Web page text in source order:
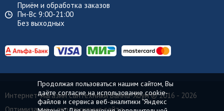
Приём и обработка заказов
Пн-Вс 9:00-21:00
Без выходных
Интернет-магазин сантехники Ванна-Хоум© 2016 - 2026
Продолжая пользоваться нашим сайтом, Вы
даёте согласие на использование cookie-
файлов и сервиса веб-аналитики "Яндекс